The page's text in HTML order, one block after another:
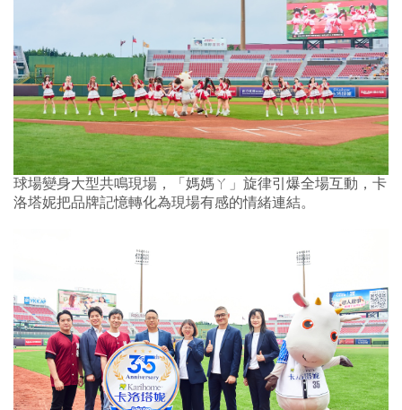
球場變身大型共鳴現場，「媽媽ㄚ」旋律引爆全場互動，卡
洛塔妮把品牌記憶轉化為現場有感的情緒連結。